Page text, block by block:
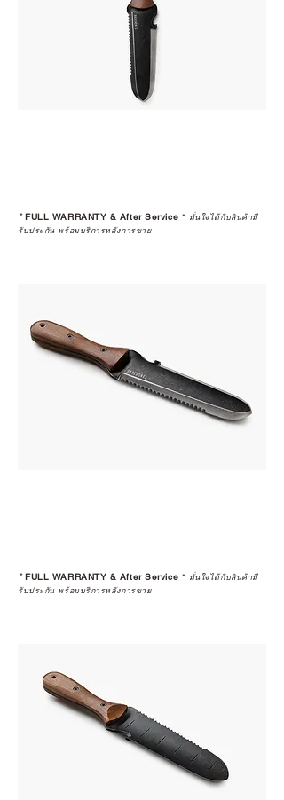
*FULL WARRANTY & After Service * มั่นใจได้กับสินค้ามี
รับประกัน พร้อมบริการหลังการขาย
*FULL WARRANTY & After Service * มั่นใจได้กับสินค้ามี
รับประกัน พร้อมบริการหลังการขาย